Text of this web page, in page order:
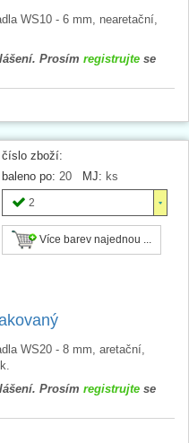
WS10 - 6 mm, nearetační,
Prosím registrujte se
číslo zboží:
baleno po: 20 MJ: ks
2
Více barev najednou ...
WS20 - 8 mm, aretační,
Prosím registrujte se